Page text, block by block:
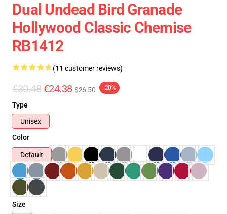
Dual Undead Bird Granade
Hollywood Classic Chemise
RB1412
(11 customer reviews)
€30.48 €24.38 $26.50 -20%
Type
Unisex
Color
Default
Size